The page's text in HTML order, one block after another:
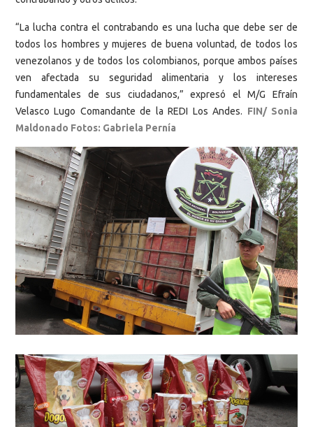
“La lucha contra el contrabando es una lucha que debe ser de
todos los hombres y mujeres de buena voluntad, de todos los
venezolanos y de todos los colombianos, porque ambos países
ven afectada su seguridad alimentaria y los intereses
fundamentales de sus ciudadanos,” expresó el M/G Efraín
Velasco Lugo Comandante de la REDI Los Andes. FIN/ Sonia
Maldonado Fotos: Gabriela Pernía